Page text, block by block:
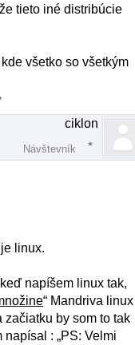
tieto iné distribúcie
všetko so všetkým
ciklon
Návštevník
linux.
napíšem linux tak,
“ Mandriva linux
začiatku by som to tak
: „PS: Velmi